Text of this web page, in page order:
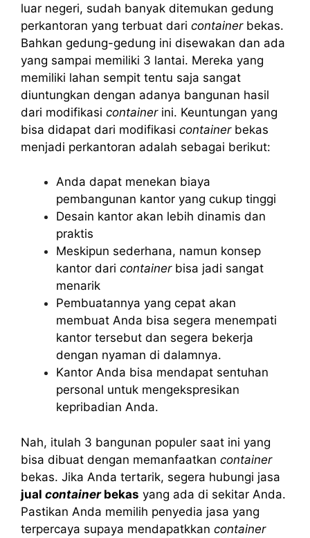
luar negeri, sudah banyak ditemukan gedung
perkantoran yang terbuat dari containerbekas.
Bahkan gedung-gedung ini disewakan dan ada
yang sampai memiliki 3 lantai. Mereka yang
memiliki lahan sempit tentu saja sangat
diuntungkan dengan adanya bangunan hasil
dari modifikasi containerini. Keuntungan yang
bisa didapat dari modifikasi containerbekas
menjadi perkantoran adalah sebagai berikut:
Anda dapat menekan biaya
pembangunan kantor yang cukup tinggi
Desain kantor akan lebih dinamis dan
praktis
Meskipun sederhana, namun konsep
kantor dari containerbisa jadi sangat
menarik
Pembuatannya yang cepat akan
membuat Anda bisa segera menempati
kantor tersebut dan segera bekerja
dengan nyaman di dalamnya.
Kantor Anda bisa mendapat sentuhan
personal untuk mengekspresikan
kepribadian Anda.
Nah, itulah 3 bangunan populer saat ini yang
bisa dibuat dengan memanfaatkan container
bekas. Jika Anda tertarik, segera hubungi jasa
jual containerbekas yang ada di sekitar Anda.
Pastikan Anda memilih penyedia jasa yang
terpercaya supaya mendapatkkan container